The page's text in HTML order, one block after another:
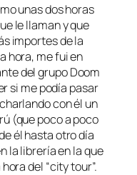
unas dos horas
le llaman y que
importes de la
hora, me fui en
del grupo Doom
si me podía pasar
con él un
(que poco a poco
él hasta otro día
la librería en la que
del “city tour”.